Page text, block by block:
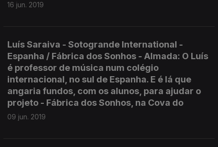
16 jun. 2019
Luís Saraiva - Sotogrande International -
Espanha / Fábrica dos Sonhos - Almada: O Luís
é professor de música num colégio
internacional, no sul de Espanha. E é lá que
angaria fundos, com os alunos, para ajudar o
projeto - Fábrica dos Sonhos, na Cova do
09 jun. 2019